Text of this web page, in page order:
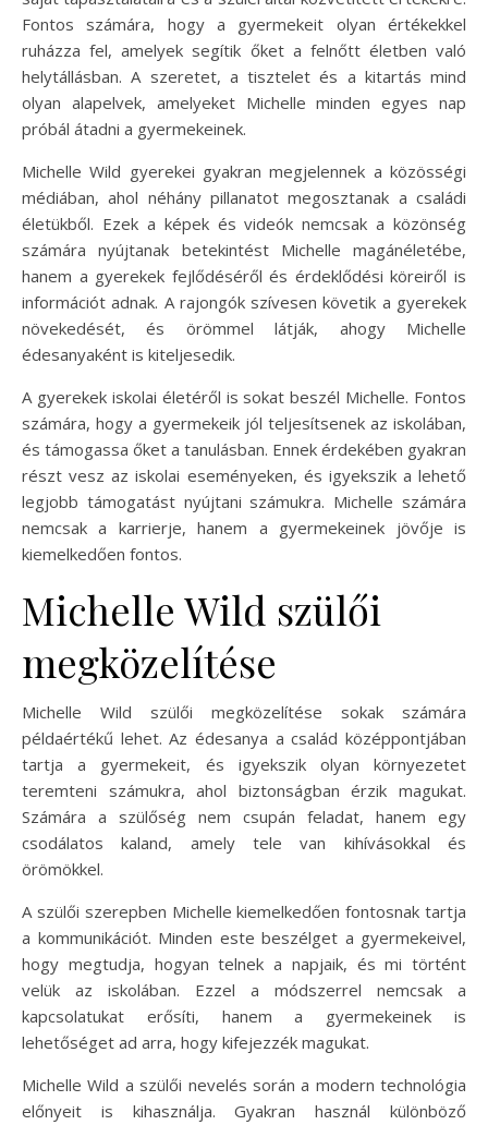
Fontos számára, hogy a gyermekeit olyan értékekkel
ruházza fel, amelyek segítik őket a felnőtt életben való
helytállásban. A szeretet, a tisztelet és a kitartás mind
olyan alapelvek, amelyeket Michelle minden egyes nap
próbál átadni a gyermekeinek.
Michelle Wild gyerekei gyakran megjelennek a közösségi
médiában, ahol néhány pillanatot megosztanak a családi
életükből. Ezek a képek és videók nemcsak a közönség
számára nyújtanak betekintést Michelle magánéletébe,
hanem a gyerekek fejlődéséről és érdeklődési köreiről is
információt adnak. A rajongók szívesen követik a gyerekek
növekedését, és örömmel látják, ahogy Michelle
édesanyaként is kiteljesedik.
A gyerekek iskolai életéről is sokat beszél Michelle. Fontos
számára, hogy a gyermekeik jól teljesítsenek az iskolában,
és támogassa őket a tanulásban. Ennek érdekében gyakran
részt vesz az iskolai eseményeken, és igyekszik a lehető
legjobb támogatást nyújtani számukra. Michelle számára
nemcsak a karrierje, hanem a gyermekeinek jövője is
kiemelkedően fontos.
Michelle Wild szülői
megközelítése
Michelle Wild szülői megközelítése sokak számára
példaértékű lehet. Az édesanya a család középpontjában
tartja a gyermekeit, és igyekszik olyan környezetet
teremteni számukra, ahol biztonságban érzik magukat.
Számára a szülőség nem csupán feladat, hanem egy
csodálatos kaland, amely tele van kihívásokkal és
örömökkel.
A szülői szerepben Michelle kiemelkedően fontosnak tartja
a kommunikációt. Minden este beszélget a gyermekeivel,
hogy megtudja, hogyan telnek a napjaik, és mi történt
velük az iskolában. Ezzel a módszerrel nemcsak a
kapcsolatukat erősíti, hanem a gyermekeinek is
lehetőséget ad arra, hogy kifejezzék magukat.
Michelle Wild a szülői nevelés során a modern technológia
előnyeit is kihasználja. Gyakran használ különböző